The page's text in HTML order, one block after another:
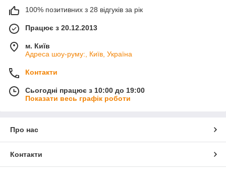
100% позитивних з 28 відгуків за рік
Працює з 20.12.2013
м. Київ
Адреса шоу-руму:, Київ, Україна
Контакти
Сьогодні працює з 10:00 до 19:00
Показати весь графік роботи
Про нас
Контакти